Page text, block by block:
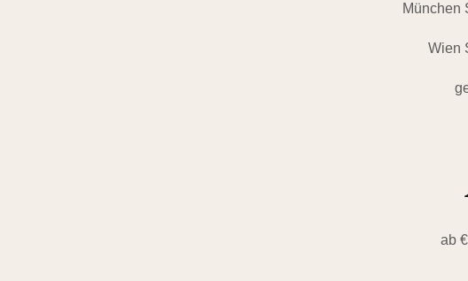
München
Wien
ab